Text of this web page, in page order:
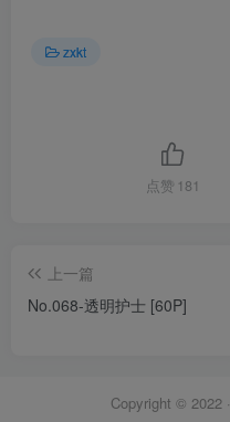
zxkt
点赞 181
上一篇
No.068-透明护士 [60P]
Copyright © 2022 ·